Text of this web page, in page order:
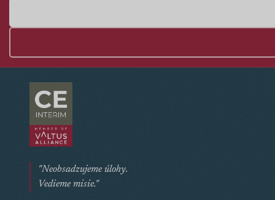
"Neobsadzujeme úlohy.
Vedieme misie."